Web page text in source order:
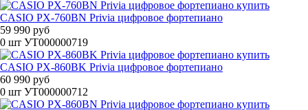
CASIO PX-760BN Privia цифровое фортепиано
59 990 руб
0 шт УТ000000719
CASIO PX-860BK Privia цифровое фортепиано
60 990 руб
0 шт УТ000000712